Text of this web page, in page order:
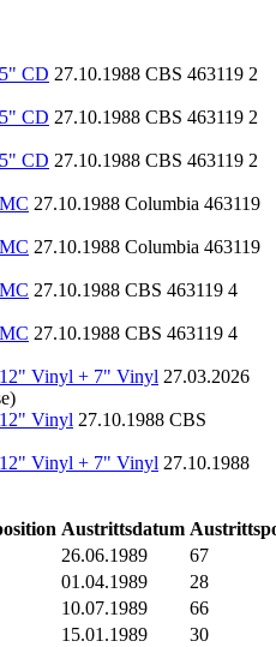
CD 27.10.1988 CBS 463119 2
CD 27.10.1988 CBS 463119 2
CD 27.10.1988 CBS 463119 2
27.10.1988 Columbia 463119
27.10.1988 Columbia 463119
27.10.1988 CBS 463119 4
27.10.1988 CBS 463119 4
Vinyl + 7" Vinyl 27.03.2026
Vinyl 27.10.1988 CBS
Vinyl + 7" Vinyl 27.10.1988
Austrittsdatum
26.06.1989
67
01.04.1989
28
10.07.1989
66
15.01.1989
30